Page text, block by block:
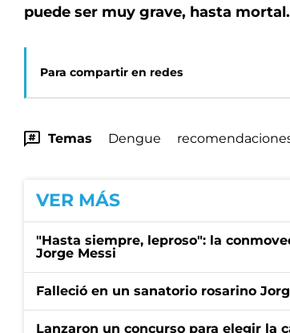
puede ser muy grave, hasta mortal.
Para compartir en redes
Temas Dengue
VER MÁS
"Hasta siempre, leproso": la
Jorge Messi
Falleció en un sanatorio rosarino
Lanzaron un concurso para elegir la